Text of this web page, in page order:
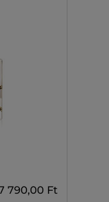
790,00 Ft